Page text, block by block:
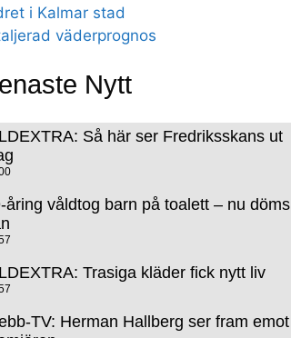
i Kalmar stad
väderprognos
Nytt
Så här ser Fredriksskans ut
åring våldtog barn på toalett – nu döms
Trasiga kläder fick nytt liv
TV: Herman Hallberg ser fram emot